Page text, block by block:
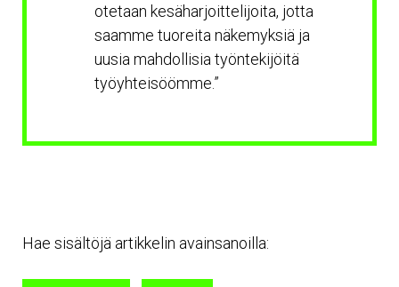
otetaan kesäharjoittelijoita, jotta
saamme tuoreita näkemyksiä ja
uusia mahdollisia työntekijöitä
työyhteisöömme.”
Hae sisältöjä artikkelin avainsanoilla: